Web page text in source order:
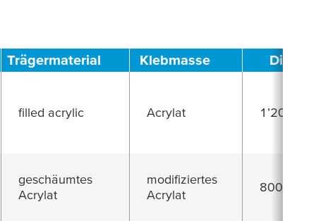
Trägermaterial Klebmasse Dicke
filled acrylic Acrylat 1’200 µm
geschäumtes
Acrylat
modifiziertes
Acrylat
800 µm